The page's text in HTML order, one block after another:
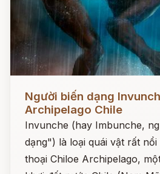
Người biến dạng
Archipelago Chile
Invunche (hay Imbunche,
dạng") là loại quái vật rất
thoại Chiloe Archipelago,